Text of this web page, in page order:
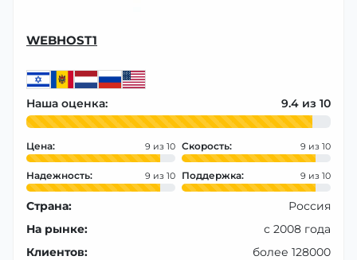
WEBHOST1
Наша оценка: 9.4
Цена: 9 Скорость: 9
Надежность: 9 Поддержка: 9
Страна:
Россия
На рынке:
с 2008 года
Клиентов:
более 128000